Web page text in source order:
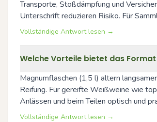
Transporte, Stoßdämpfung und
Unterschrift reduzieren Risiko. Für
Vollständige Antwort lesen →
Welche Vorteile bietet das
Magnumflaschen (1,5 l) altern
Reifung. Für gereifte Weißweine wie
Anlässen und beim Teilen optisch und
Vollständige Antwort lesen →